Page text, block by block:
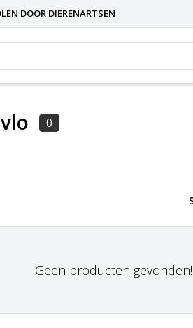
DOOR DIERENARTSEN
0
Geen producten